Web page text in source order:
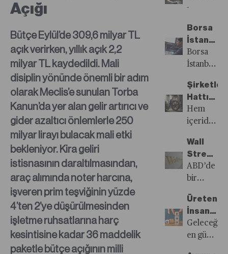
Açığı
Bütçe Eylül’de 309,6 milyar TL
açık verirken, yıllık açık 2,2
milyar TL kaydedildi. Mali
disiplin yönünde önemli bir adım
olarak Meclis’e sunulan Torba
Kanun’da yer alan gelir artırıcı ve
gider azaltıcı önlemlerle 250
milyar lirayı bulacak mali etki
bekleniyor. Kira geliri
istisnasının daraltılmasından,
araç alımında noter harcına,
işveren prim teşviğinin yüzde
4’ten 2’ye düşürülmesinden
işletme ruhsatlarına harç
kesintisine kadar 36 maddelik
paketle bütçe açığının milli
Vurgu
İndirime
Devam
Etti
-
Borsa
Kârlar
mi?
Borsa
İstanbul’da
çeyrek
bilançoları
gelmeye
başladı.
İlk
açıklanan
net
kârlar
geldi.
Hattı
Müdafaa
Yılı
Hem
içeride
dışarıda
zorlu
koşulların
hâkim
olduğu
bir yılı
geride
bırakırken,
Wall
Street’in
Algı
Yönetimi
ABD’de
bir
sezonu
daha
başladı.
Şirketler
uzun
Üreten
İnsan,
Öğrenen
Geleceğin
en güçlü